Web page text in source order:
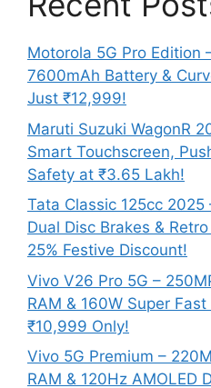
Motorola 5G Pro Edition
7600mAh Battery &
Just ₹12,999!
Maruti Suzuki WagonR
Smart Touchscreen,
Safety at ₹3.65 Lakh!
Tata Classic 125cc 2025
Dual Disc Brakes &
25% Festive Discount!
Vivo V26 Pro 5G –
RAM & 160W Super
₹10,999 Only!
Vivo 5G Premium –
RAM & 120Hz AMOLED